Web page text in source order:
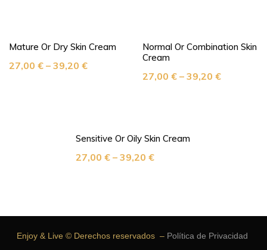
Mature Or Dry Skin Cream
27,00 € – 39,20 €
Normal Or Combination Skin
Cream
27,00 € – 39,20 €
Sensitive Or Oily Skin Cream
27,00 € – 39,20 €
Enjoy & Live © Derechos reservados – Política de Privacidad